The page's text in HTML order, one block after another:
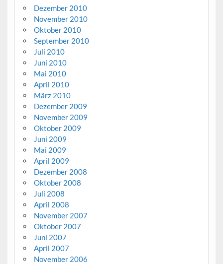
Dezember 2010
November 2010
Oktober 2010
September 2010
Juli 2010
Juni 2010
Mai 2010
April 2010
März 2010
Dezember 2009
November 2009
Oktober 2009
Juni 2009
Mai 2009
April 2009
Dezember 2008
Oktober 2008
Juli 2008
April 2008
November 2007
Oktober 2007
Juni 2007
April 2007
November 2006